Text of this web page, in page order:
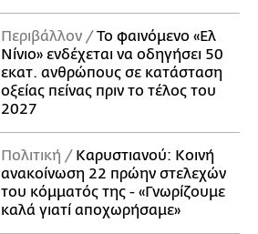
Περιβάλλον
Το φαινόμενο «Ελ
Νίνιο» ενδέχεται να οδηγήσει 50
εκατ. ανθρώπους σε κατάσταση
οξείας πείνας πριν το τέλος του
2027
Πολιτική
Καρυστιανού: Κοινή
ανακοίνωση 22 πρώην στελεχών
του κόμματός της - «Γνωρίζουμε
καλά γιατί αποχωρήσαμε»